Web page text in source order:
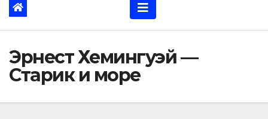
Эрнест Хемингуэй —
Старик и море